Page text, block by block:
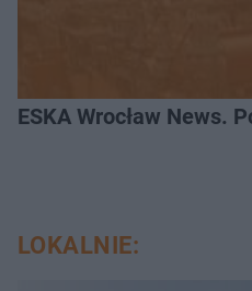
ESKA Wrocław News.
LOKALNIE: